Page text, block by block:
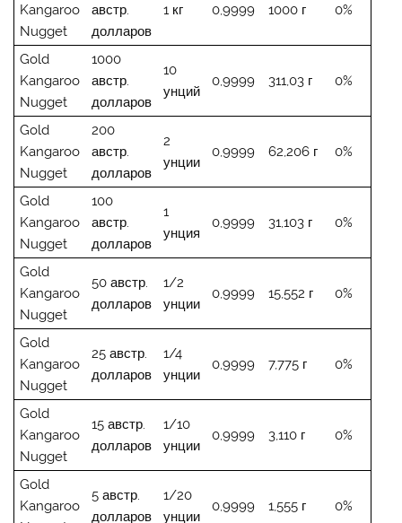
Kangaroo
Nugget
австр.
долларов
1 кг 0,9999 1000 г 0%
Gold
Kangaroo
Nugget
1000
австр.
долларов
10
унций
0,9999 311,03 г 0%
Gold
Kangaroo
Nugget
200
австр.
долларов
2
унции
0,9999 62,206 г 0%
Gold
Kangaroo
Nugget
100
австр.
долларов
1
унция
0,9999 31,103 г 0%
Gold
Kangaroo
Nugget
50 австр.
долларов
1/2
унции
0,9999 15,552 г 0%
Gold
Kangaroo
Nugget
25 австр.
долларов
1/4
унции
0,9999 7,775 г 0%
Gold
Kangaroo
Nugget
15 австр.
долларов
1/10
унции
0,9999 3,110 г 0%
Gold
Kangaroo
5 австр.
долларов
1/20
унции
0,9999 1,555 г 0%